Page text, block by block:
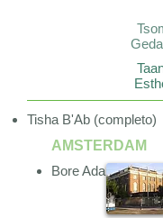
Tisha B'Ab (completo)
AMSTERDAM
Bore Adana